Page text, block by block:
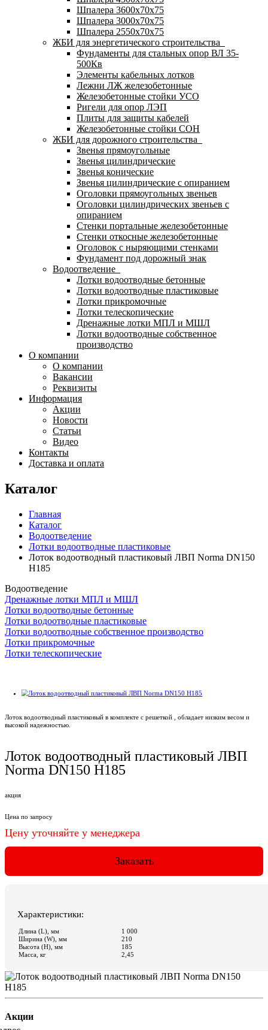
Шпалера 3600х70х75
Шпалера 3000х70х75
Шпалера 2550х70х75
ЖБИ для энергетического строительства
Фундаменты для стальных опор ВЛ 35-
500Кв
Элементы кабельных лотков
Лежни ЛЖ железобетонные
Железобетонные стойки УСО
Ригели для опор ЛЭП
Плиты для защиты кабелей
Железобетонные стойки СОН
ЖБИ для дорожного строительства
Звенья прямоугольные
Звенья цилиндрические
Звенья конические
Звенья цилиндрические с опиранием
Оголовки прямоугольных звеньев
Оголовки цилиндрических звеньев с
опиранием
Стенки портальные железобетонные
Стенки откосные железобетонные
Оголовок с ныряющими стенками
Фундамент под дорожный знак
Водоотведение
Лотки водоотводные бетонные
Лотки водоотводные пластиковые
Лотки прикромочные
Лотки телескопические
Дренажные лотки МПЛ и МШЛ
Лотки водоотводные собственное
производство
О компании
О компании
Вакансии
Реквизиты
Информация
Акции
Новости
Статьи
Видео
Контакты
Доставка и оплата
Каталог
Главная
Каталог
Водоотведение
Лотки водоотводные пластиковые
Лоток водоотводный пластиковый ЛВП Norma DN150
H185
Водоотведение
Дренажные лотки МПЛ и МШЛ
Лотки водоотводные бетонные
Лотки водоотводные пластиковые
Лотки водоотводные собственное производство
Лотки прикромочные
Лотки телескопические
Акции